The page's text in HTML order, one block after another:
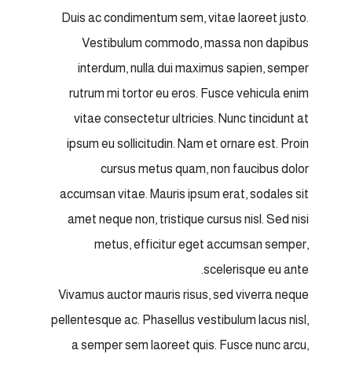
Duis ac condimentum sem, vitae laoreet justo.
Vestibulum commodo, massa non dapibus
interdum, nulla dui maximus sapien, semper
rutrum mi tortor eu eros. Fusce vehicula enim
vitae consectetur ultricies. Nunc tincidunt at
ipsum eu sollicitudin. Nam et ornare est. Proin
cursus metus quam, non faucibus dolor
accumsan vitae. Mauris ipsum erat, sodales sit
amet neque non, tristique cursus nisl. Sed nisi
metus, efficitur eget accumsan semper,
scelerisque eu ante.
Vivamus auctor mauris risus, sed viverra neque
pellentesque ac. Phasellus vestibulum lacus nisl,
a semper sem laoreet quis. Fusce nunc arcu,